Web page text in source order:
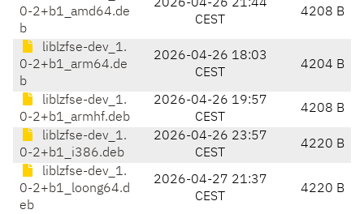
0-2+b1_amd64.de
b
2026-04-26 21:44
CEST
4208 B
liblzfse-dev_1.
0-2+b1_arm64.de
b
2026-04-26 18:03
CEST
4204 B
liblzfse-dev_1.
0-2+b1_armhf.deb
2026-04-26 19:57
CEST
4208 B
liblzfse-dev_1.
0-2+b1_i386.deb
2026-04-26 23:57
CEST
4220 B
liblzfse-dev_1.
0-2+b1_loong64.d
eb
2026-04-27 21:37
CEST
4220 B